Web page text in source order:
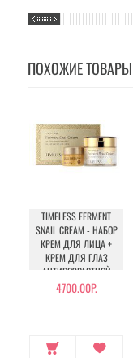
ПОХОЖИЕ ТОВАРЫ
TIMELESS FERMENT
SNAIL CREAM - НАБОР
КРЕМ ДЛЯ ЛИЦА +
КРЕМ ДЛЯ ГЛАЗ
АНТИВОЗРАСТНОЙ
4700.00Р.